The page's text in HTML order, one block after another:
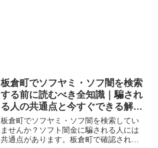
板倉町でソフヤミ・ソフ闇を検索
する前に読むべき全知識｜騙され
る人の共通点と今すぐできる解決
策
板倉町でソフヤミ・ソフ闇を検索してい
ませんか？ソフト闇金に騙される人には
共通点があります。板倉町で確認されて